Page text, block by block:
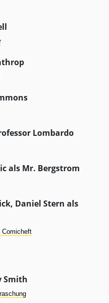
Lombardo
als Mr. Bergstrom
Daniel Stern als
Comicheft
Smith